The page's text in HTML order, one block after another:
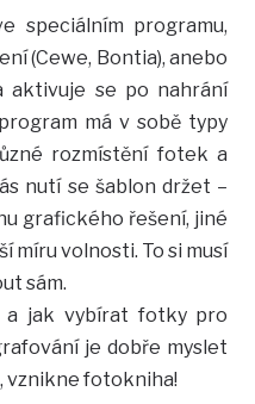
speciálním programu,
(Cewe, Bontia), anebo
aktivuje se po nahrání
má v sobě typy
rozmístění fotek a
nutí se šablon držet –
grafického řešení, jiné
míru volnosti. To si musí
sám.
jak vybírat fotky pro
je dobře myslet
vznikne fotokniha!